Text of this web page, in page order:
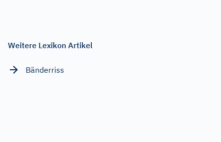
Weitere Lexikon Artikel
Bänderriss